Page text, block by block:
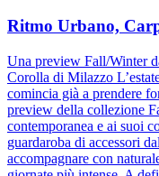
Ritmo Urbano,
Una preview Fall/Winter
Corolla di Milazzo
comincia già a prendere
preview della collezione
contemporanea e ai suoi
guardaroba di accessori
accompagnare con